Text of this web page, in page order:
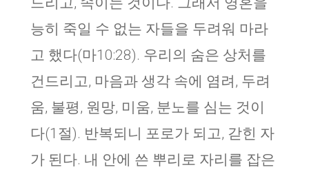
능히 죽일 수 없는 자들을 두려워 마라
고 했다(마10:28). 우리의 숨은 상처를
건드리고, 마음과 생각 속에 염려, 두려
움, 불평, 원망, 미움, 분노를 심는 것이
다(1절). 반복되니 포로가 되고, 갇힌 자
가 된다. 내 안에 쓴 뿌리로 자리를 잡은